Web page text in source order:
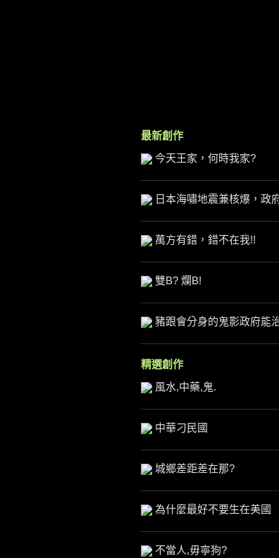
最新創作
今天王家，何時我家?
日本海嘯地震兼核爆，政
萬方有錯，錯不在我!!
雙B? 爛B!
豬跟會分身的鬼影政府能
精選創作
風水,中藥,鬼.
中華刁民國
城鄉差距差在那?
為什麼最好不要生在美國
不當人,毋寧狗?